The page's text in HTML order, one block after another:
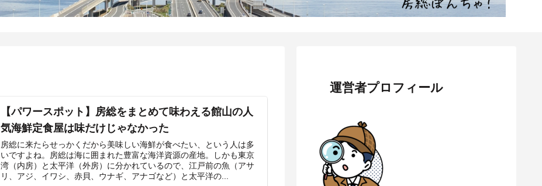
【パワースポット】房総をまとめて味わえる館山の人
気海鮮定食屋は味だけじゃなかった
房総に来たらせっかくだから美味しい海鮮が食べたい、という人は多
いですよね。房総は海に囲まれた豊富な海洋資源の産地。しかも東京
湾（内房）と太平洋（外房）に分かれているので、江戸前の魚（アサ
リ、アジ、イワシ、赤貝、ウナギ、アナゴなど）と太平洋の...
運営者プロフィール